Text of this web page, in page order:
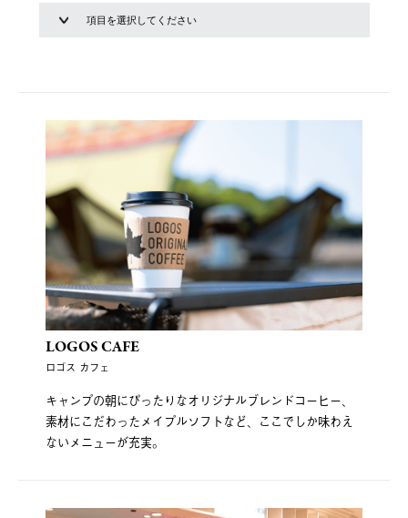
LOGOS CAFE
ロゴス カフェ
キャンプの朝にぴったりなオリジナルブレンドコーヒー、
素材にこだわったメイプルソフトなど、ここでしか味わえ
ないメニューが充実。